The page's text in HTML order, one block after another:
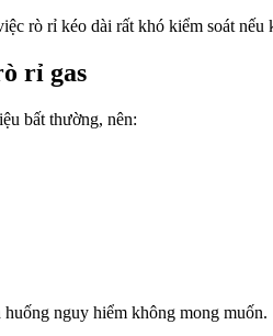
rò rỉ kéo dài rất khó kiểm soát nếu
rỉ gas
bất thường, nên:
nguy hiểm không mong muốn.